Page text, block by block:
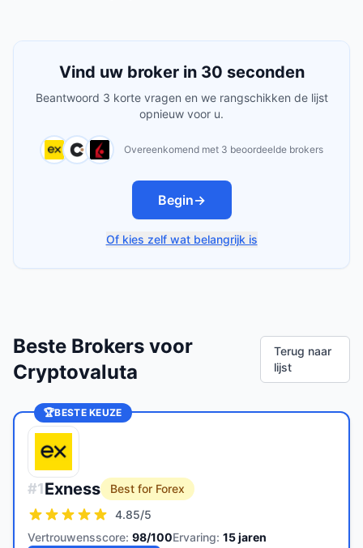
Vind uw broker in 30 seconden
Beantwoord 3 korte vragen en we rangschikken de lijst
opnieuw voor u.
Overeenkomend met 3 beoordeelde brokers
Begin→
Of kies zelf wat belangrijk is
Beste Brokers voor
Cryptovaluta
Terug naar
lijst
🏆BESTE KEUZE
#1Exness
Best for Forex
4.85/5
Vertrouwensscore: 98/100Ervaring: 15jaren